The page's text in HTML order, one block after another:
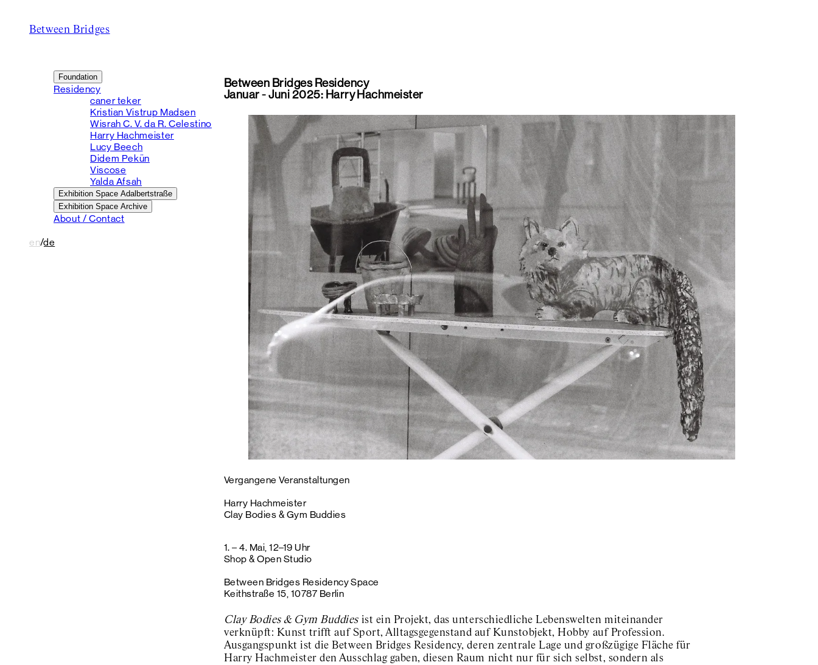
Between Bridges
Foundation
Residency
caner teker
Kristian Vistrup Madsen
Wisrah C. V. da R. Celestino
Harry Hachmeister
Lucy Beech
Didem Pekün
Viscose
Yalda Afsah
Exhibition Space Adalbertstraße
Exhibition Space Archive
About / Contact
en/de
Between Bridges Residency
Januar - Juni 2025: Harry Hachmeister
Vergangene Veranstaltungen
Harry Hachmeister
Clay Bodies & Gym Buddies
1.– 4. Mai, 12–19 Uhr
Shop & Open Studio
Between Bridges Residency Space
Keithstraße 15, 10787 Berlin
Clay Bodies & Gym Buddies ist ein Projekt, das unterschiedliche Lebenswelten miteinander
verknüpft: Kunst trifft auf Sport, Alltagsgegenstand auf Kunstobjekt, Hobby auf Profession.
Ausgangspunkt ist die Between Bridges Residency, deren zentrale Lage und großzügige Fläche für
Harry Hachmeister den Ausschlag gaben, diesen Raum nicht nur für sich selbst, sondern als